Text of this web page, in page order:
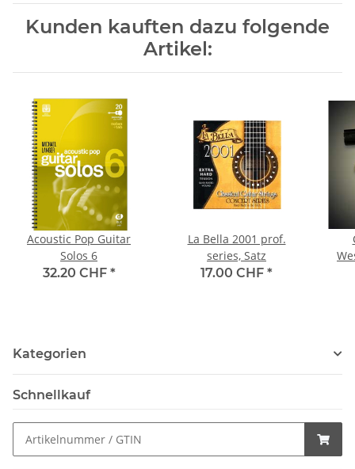
Kunden kauften dazu folgende
Artikel:
Acoustic Pop Guitar
Solos 6
32.20 CHF *
La Bella 2001 prof.
series, Satz
17.00 CHF *
Kategorien
Schnellkauf